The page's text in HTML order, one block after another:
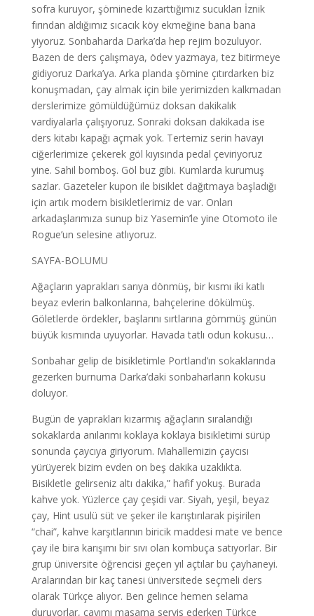
sofra kuruyor, şöminede kızarttığımız sucukları İznik
fırından aldığımız sıcacık köy ekmeğine bana bana
yiyoruz. Sonbaharda Darka’da hep rejim bozuluyor.
Bazen de ders çalışmaya, ödev yazmaya, tez bitirmeye
gidiyoruz Darka’ya. Arka planda şömine çıtırdarken biz
konuşmadan, çay almak için bile yerimizden kalkmadan
derslerimize gömüldüğümüz doksan dakikalık
vardiyalarla çalışıyoruz. Sonraki doksan dakikada ise
ders kitabı kapağı açmak yok. Tertemiz serin havayı
ciğerlerimize çekerek göl kıyısında pedal çeviriyoruz
yine. Sahil bomboş. Göl buz gibi. Kumlarda kurumuş
sazlar. Gazeteler kupon ile bisiklet dağıtmaya başladığı
için artık modern bisikletlerimiz de var. Onları
arkadaşlarımıza sunup biz Yasemin’le yine Otomoto ile
Rogue’un selesine atlıyoruz.
SAYFA-BOLUMU
Ağaçların yaprakları sarıya dönmüş, bir kısmı iki katlı
beyaz evlerin balkonlarına, bahçelerine dökülmüş.
Göletlerde ördekler, başlarını sırtlarına gömmüş günün
büyük kısmında uyuyorlar. Havada tatlı odun kokusu…
Sonbahar gelip de bisikletimle Portland’ın sokaklarında
gezerken burnuma Darka’daki sonbaharların kokusu
doluyor.
Bugün de yaprakları kızarmış ağaçların sıralandığı
sokaklarda anılarımı koklaya koklaya bisikletimi sürüp
sonunda çaycıya giriyorum. Mahallemizin çaycısı
yürüyerek bizim evden on beş dakika uzaklıkta.
Bisikletle gelirseniz altı dakika,” hafif yokuş. Burada
kahve yok. Yüzlerce çay çeşidi var. Siyah, yeşil, beyaz
çay, Hint usulü süt ve şeker ile karıştırılarak pişirilen
“chai”, kahve karşıtlarının biricik maddesi mate ve bence
çay ile bira karışımı bir sıvı olan kombuça satıyorlar. Bir
grup üniversite öğrencisi geçen yıl açtılar bu çayhaneyi.
Aralarından bir kaç tanesi üniversitede seçmeli ders
olarak Türkçe alıyor. Ben gelince hemen selama
duruyorlar, çayımı masama servis ederken Türkçe